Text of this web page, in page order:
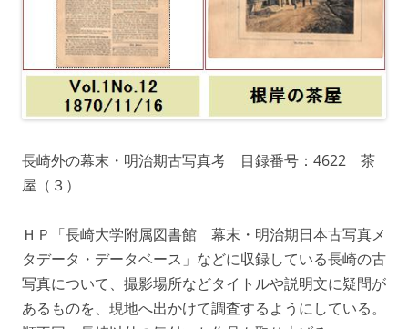
長崎外の幕末・明治期古写真考 目録番号：4622 茶
屋（３）
ＨＰ「長崎大学附属図書館 幕末・明治期日本古写真メ
タデータ・データベース」などに収録している長崎の古
写真について、撮影場所などタイトルや説明文に疑問が
あるものを、現地へ出かけて調査するようにしている。